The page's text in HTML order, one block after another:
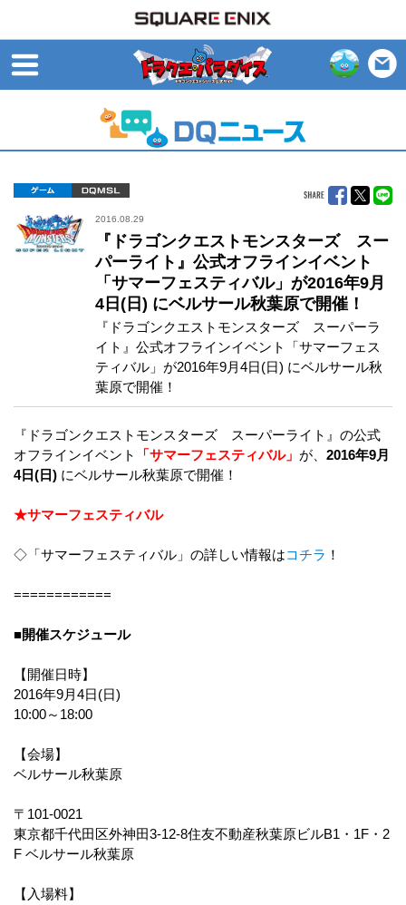
ゲーム
2016.08.29
『ドラゴンクエストモンスターズ スー
パーライト』公式オフラインイベント
「サマーフェスティバル」が2016年9月
4日(日) にベルサール秋葉原で開催！
『ドラゴンクエストモンスターズ スーパーラ
イト』公式オフラインイベント「サマーフェス
ティバル」が2016年9月4日(日) にベルサール秋
葉原で開催！
『ドラゴンクエストモンスターズ スーパーライト』の公式
オフラインイベント
「サマーフェスティバル」 が、 2016年9月
4日(日) にベルサール秋葉原で開催！
★サマーフェスティバル
◇「サマーフェスティバル」の詳しい情報はコチラ ！
============
■開催スケジュール
【開催日時】
2016年9月4日(日)
10:00～18:00
【会場】
ベルサール秋葉原
〒101-0021
東京都千代田区外神田3-12-8住友不動産秋葉原ビルB1・1F・2
F ベルサール秋葉原
【入場料】